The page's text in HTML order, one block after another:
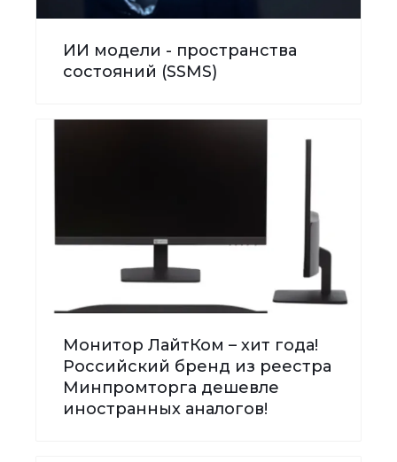
ИИ модели - пространства
состояний (SSMS)
Монитор ЛайтКом – хит года!
Российский бренд из реестра
Минпромторга дешевле
иностранных аналогов!